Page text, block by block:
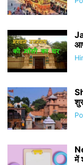
में